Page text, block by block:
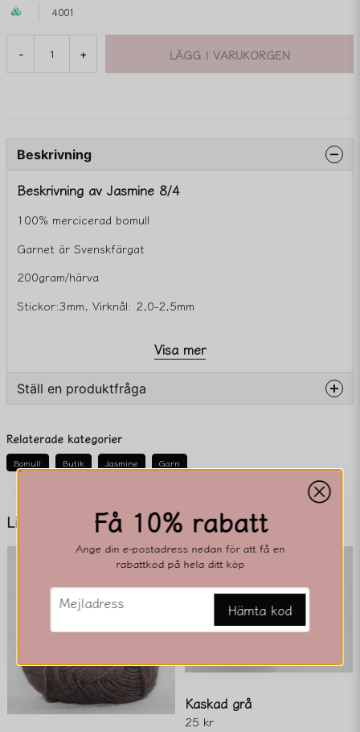
4001
- + LÄGG I VARUKORGEN
Liknande produkter
Kaskad grå
25 kr
Beskrivning
Beskrivning av Jasmine 8/4
100% mercicerad bomull
Garnet är Svenskfärgat
200gram/härva
Stickor:3mm, Virknål: 2,0-2,5mm
Visa mer
Ställ en produktfråga
Fråga oss något om denna produkten...
Relaterade kategorier
Bomull Butik Jasmine Garn
Få 10% rabatt
Ange din e-postadress nedan för att få en
rabattkod på hela ditt köp
email
Mejladress Hämta kod